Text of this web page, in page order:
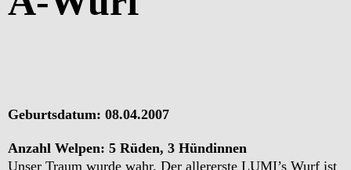
Geburtsdatum: 08.04.2007
Anzahl Welpen: 5 Rüden, 3 Hündinnen
Unser Traum wurde wahr. Der allererste LUMI’s Wurf ist